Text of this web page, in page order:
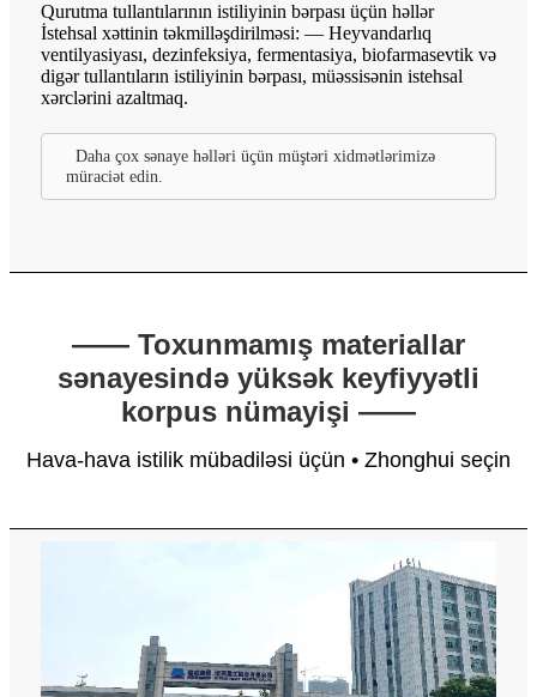
Qurutma tullantılarının istiliyinin bərpası üçün həllər
İstehsal xəttinin təkmilləşdirilməsi: — Heyvandarlıq
ventilyasiyası, dezinfeksiya, fermentasiya, biofarmasevtik və
digər tullantıların istiliyinin bərpası, müəssisənin istehsal
xərclərini azaltmaq.
Daha çox sənaye həlləri üçün müştəri xidmətlərimizə
müraciət edin.
—— Toxunmamış materiallar
sənayesində yüksək keyfiyyətli
korpus nümayişi ——
Hava-hava istilik mübadiləsi üçün • Zhonghui seçin